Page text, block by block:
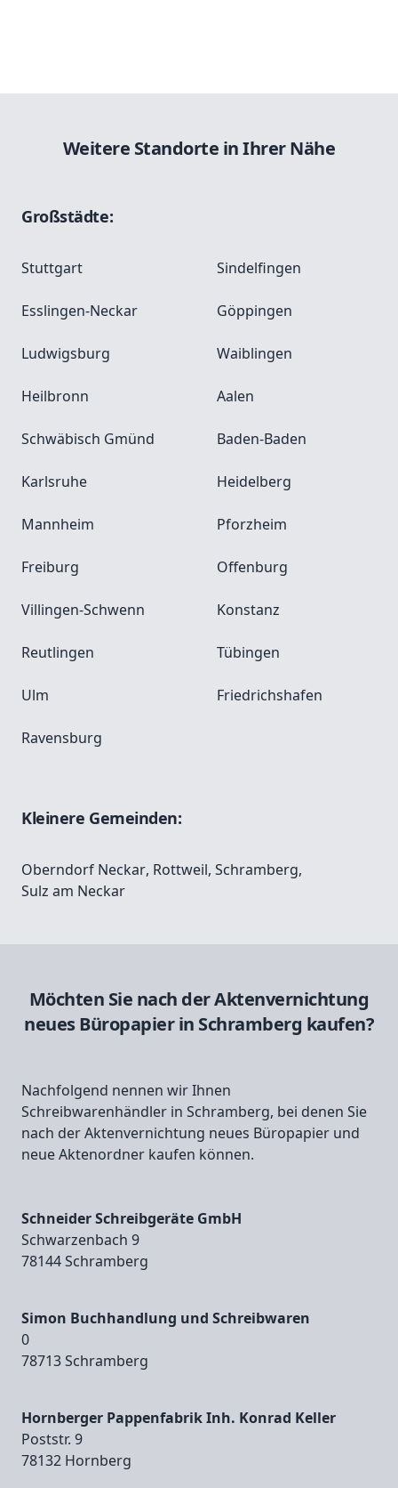
Weitere Standorte in Ihrer Nähe
Großstädte:
Stuttgart Sindelfingen
Esslingen-Neckar Göppingen
Ludwigsburg Waiblingen
Heilbronn Aalen
Schwäbisch Gmünd Baden-Baden
Karlsruhe Heidelberg
Mannheim Pforzheim
Freiburg Offenburg
Villingen-Schwenn Konstanz
Reutlingen Tübingen
Ulm Friedrichshafen
Ravensburg
Kleinere Gemeinden:
Oberndorf Neckar, Rottweil, Schramberg,
Sulz am Neckar
Möchten Sie nach der Aktenvernichtung
neues Büropapier in Schramberg kaufen?
Nachfolgend nennen wir Ihnen
Schreibwarenhändler in Schramberg, bei denen Sie
nach der Aktenvernichtung neues Büropapier und
neue Aktenordner kaufen können.
Schneider Schreibgeräte GmbH
Schwarzenbach 9
78144 Schramberg
Simon Buchhandlung und Schreibwaren
0
78713 Schramberg
Hornberger Pappenfabrik Inh. Konrad Keller
Poststr. 9
78132 Hornberg